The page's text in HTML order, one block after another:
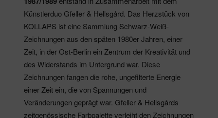
Künstlerduo Gfeller & Hellsgård. Das Herzstück von
KOLLAPS ist eine Sammlung Schwarz-Weiß-
Zeichnungen aus den späten 1980er Jahren, einer
Zeit, in der Ost-Berlin ein Zentrum der Kreativität und
des Widerstands im Untergrund war. Diese
Zeichnungen fangen die rohe, ungefilterte Energie
einer Zeit ein, die von Spannungen und
Veränderungen geprägt war. Gfeller & Hellsgårds
zeitgenössische Farbpalette verleiht den Zeichnungen